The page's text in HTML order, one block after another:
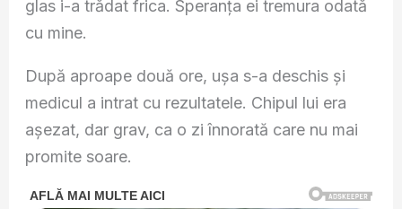
glas i-a trădat frica. Speranța ei tremura odată
cu mine.
După aproape două ore, ușa s-a deschis și
medicul a intrat cu rezultatele. Chipul lui era
așezat, dar grav, ca o zi înnorată care nu mai
promite soare.